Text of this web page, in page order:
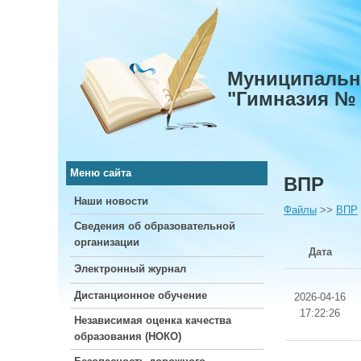
"Гимназия №
Меню сайта
Наши новости
Сведения об образовательной
организации
Электронный журнал
Дистанционное обучение
Независимая оценка качества
образования (НОКО)
ВПР
Файлы >> ВПР
Дата
2026-04-16
17:22:26